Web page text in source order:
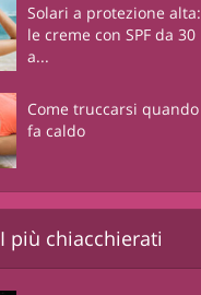
Solari a protezione alta:
le creme con SPF da 30
a...
Come truccarsi quando
fa caldo
I più chiacchierati